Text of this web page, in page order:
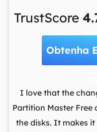
TrustScore
Obtenha
I love that the
Partition Master
the disks. It makes